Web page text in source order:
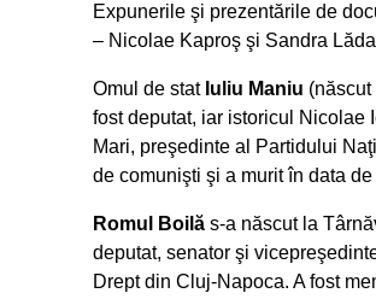
Expunerile şi prezentările de
– Nicolae Kaproş şi Sandra
Omul de stat Iuliu Maniu
fost deputat, iar istoricul Nicolae
Mari, preşedinte al Partidului
de comunişti şi a murit în data
Romul Boilă s-a născut la
deputat, senator şi
Drept din Cluj-Napoca. A fost